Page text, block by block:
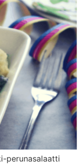
perunasalaatti